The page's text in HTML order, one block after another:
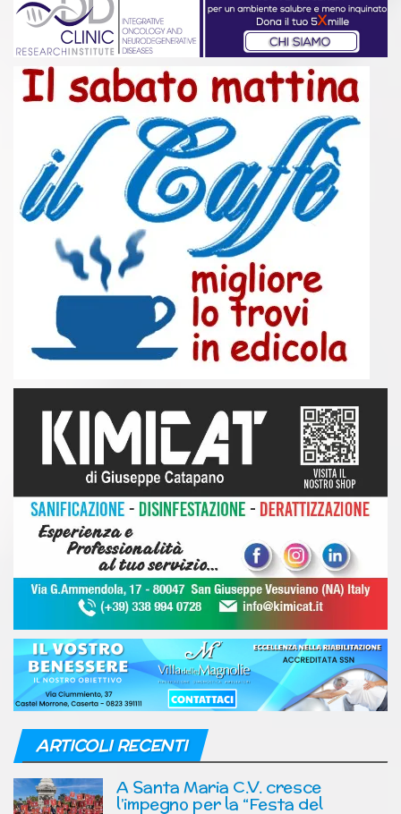
ARTICOLI RECENTI
A Santa Maria C.V. cresce
l’impegno per la “Festa del